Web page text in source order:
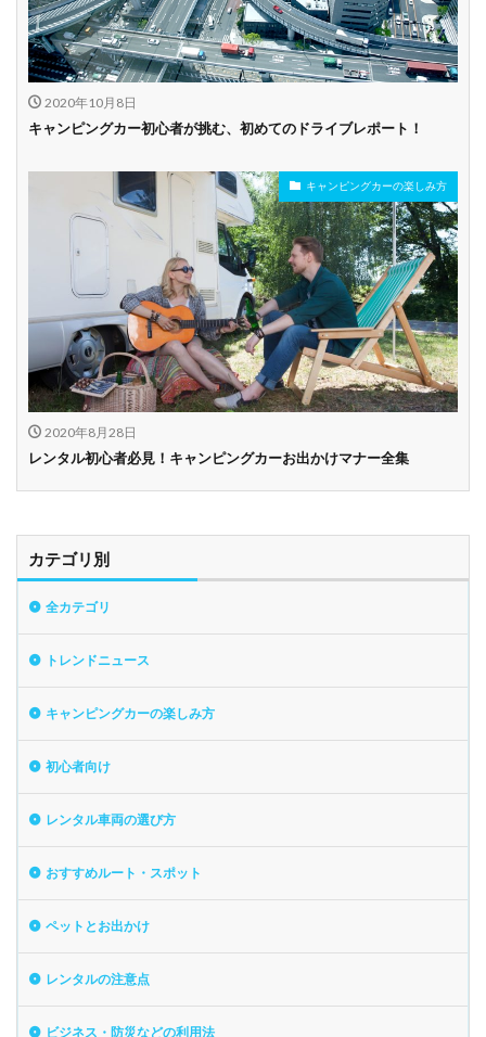
2020年10月8日
キャンピングカー初心者が挑む、初めてのドライブレポート！
キャンピングカーの楽しみ方
2020年8月28日
レンタル初心者必見！キャンピングカーお出かけマナー全集
カテゴリ別
全カテゴリ
トレンドニュース
キャンピングカーの楽しみ方
初心者向け
レンタル車両の選び方
おすすめルート・スポット
ペットとお出かけ
レンタルの注意点
ビジネス・防災などの利用法